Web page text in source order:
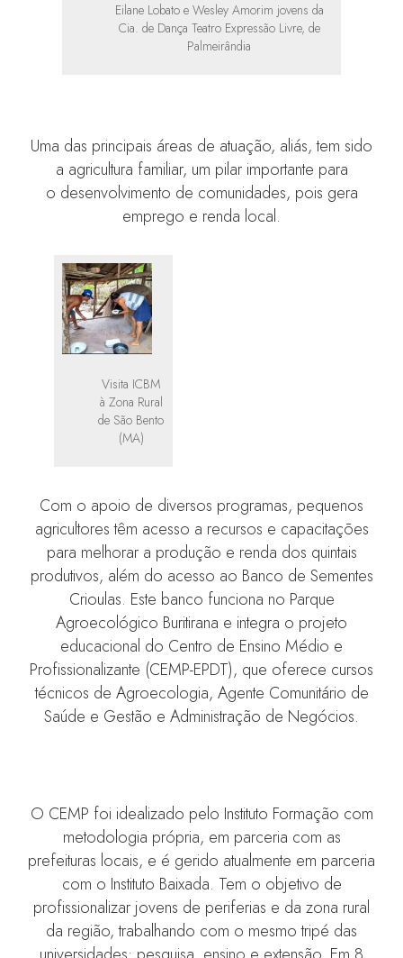
Eilane Lobato e Wesley Amorim jovens da
Cia. de Dança Teatro Expressão Livre, de
Palmeirândia
Uma das principais áreas de atuação, aliás, tem sido
a agricultura familiar, um pilar importante para
o desenvolvimento de comunidades, pois gera
emprego e renda local.
Visita ICBM
à Zona Rural
de São Bento
(MA)
Com o apoio de diversos programas, pequenos
agricultores têm acesso a recursos e capacitações
para melhorar a produção e renda dos quintais
produtivos, além do acesso ao Banco de Sementes
Crioulas. Este banco funciona no Parque
Agroecológico Buritirana e integra o projeto
educacional do Centro de Ensino Médio e
Profissionalizante (CEMP-EPDT), que oferece cursos
técnicos de Agroecologia, Agente Comunitário de
Saúde e Gestão e Administração de Negócios.
O CEMP foi idealizado pelo Instituto Formação com
metodologia própria, em parceria com as
prefeituras locais, e é gerido atualmente em parceria
com o Instituto Baixada. Tem o objetivo de
profissionalizar jovens de periferias e da zona rural
da região, trabalhando com o mesmo tripé das